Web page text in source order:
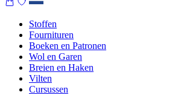
Stoffen
Fournituren
Boeken en Patronen
Wol en Garen
Breien en Haken
Vilten
Cursussen